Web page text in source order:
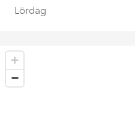
Lördag